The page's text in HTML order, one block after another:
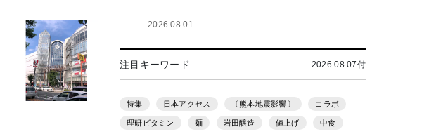
2026.08.01
注目キーワード 2026.08.07付
特集 日本アクセス 〔熊本地震影響〕 コラボ
理研ビタミン 麺 岩田醸造 値上げ 中食